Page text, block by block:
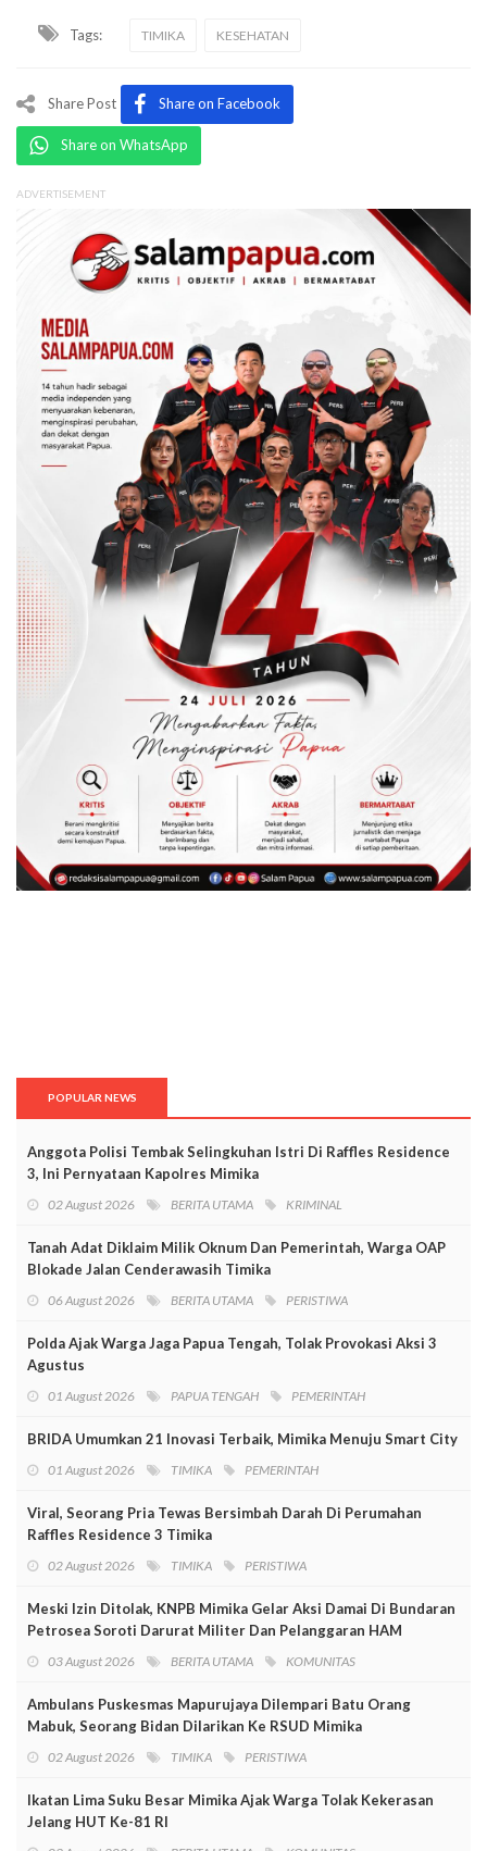
Tags: TIMIKA KESEHATAN
Share Post Share on Facebook
Share on WhatsApp
ADVERTISEMENT
POPULAR NEWS
Anggota Polisi Tembak Selingkuhan Istri Di Raffles Residence
3, Ini Pernyataan Kapolres Mimika
02 August 2026 BERITA UTAMA KRIMINAL
Tanah Adat Diklaim Milik Oknum Dan Pemerintah, Warga OAP
Blokade Jalan Cenderawasih Timika
06 August 2026 BERITA UTAMA PERISTIWA
Polda Ajak Warga Jaga Papua Tengah, Tolak Provokasi Aksi 3
Agustus
01 August 2026 PAPUA TENGAH PEMERINTAH
BRIDA Umumkan 21 Inovasi Terbaik, Mimika Menuju Smart City
01 August 2026 TIMIKA PEMERINTAH
Viral, Seorang Pria Tewas Bersimbah Darah Di Perumahan
Raffles Residence 3 Timika
02 August 2026 TIMIKA PERISTIWA
Meski Izin Ditolak, KNPB Mimika Gelar Aksi Damai Di Bundaran
Petrosea Soroti Darurat Militer Dan Pelanggaran HAM
03 August 2026 BERITA UTAMA KOMUNITAS
Ambulans Puskesmas Mapurujaya Dilempari Batu Orang
Mabuk, Seorang Bidan Dilarikan Ke RSUD Mimika
02 August 2026 TIMIKA PERISTIWA
Ikatan Lima Suku Besar Mimika Ajak Warga Tolak Kekerasan
Jelang HUT Ke-81 RI